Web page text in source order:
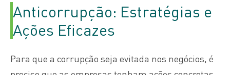
Anticorrupção: Estratégias e
Ações Eficazes
Para que a corrupção seja evitada nos negócios, é